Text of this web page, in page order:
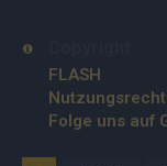
FLASH
Folge uns auf